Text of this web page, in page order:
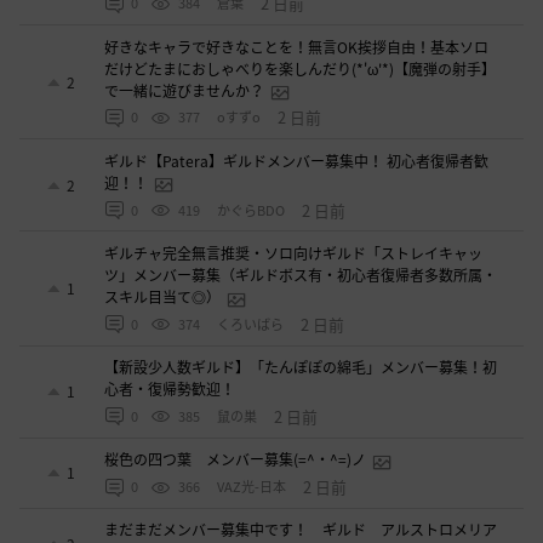
2
好きなキャラで好きなことを！無言OK挨拶自由！基本ソロ
だけどたまにおしゃべりを楽しんだり(*'ω'*)【魔弾の射手】
で一緒に遊びませんか？
0 377 oすずo 2 日前
2
ギルド【Patera】ギルドメンバー募集中！ 初心者復帰者歓
迎！！
0 419 かぐらBDO 2 日前
1
ギルチャ完全無言推奨・ソロ向けギルド「ストレイキャッ
ツ」メンバー募集（ギルドボス有・初心者復帰者多数所属・
スキル目当て◎）
0 374 くろいばら 2 日前
1
【新設少人数ギルド】「たんぽぽの綿毛」メンバー募集！初
心者・復帰勢歓迎！
0 385 鼠の巣 2 日前
1
桜色の四つ葉 メンバー募集(=^・^=)ノ
0 366 VAZ光-日本 2 日前
まだまだメンバー募集中です！ ギルド アルストロメリア